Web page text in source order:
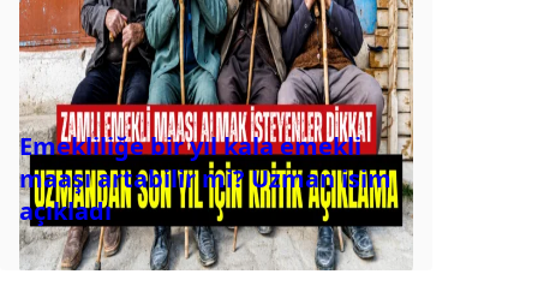
Emekliliğe bir yıl kala emekli
maaşı artabilir mi? Uzman isim
açıkladı